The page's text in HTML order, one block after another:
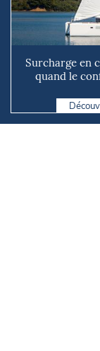
Surcharge en
quand le